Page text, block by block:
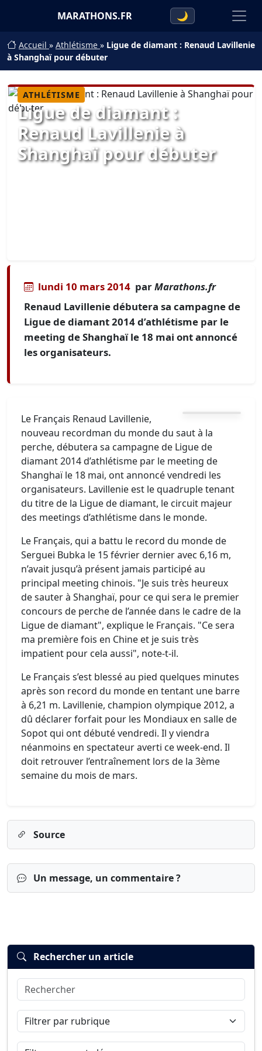
MARATHONS.FR 🌙
Accueil » Athlétisme » Ligue de diamant : Renaud Lavillenie
à Shanghaï pour débuter
ATHLÉTISME
Ligue de diamant :
Renaud Lavillenie à
Shanghaï pour débuter
lundi 10 mars 2014 parMarathons.fr
Renaud Lavillenie débutera sa campagne de
Ligue de diamant 2014 d’athlétisme par le
meeting de Shanghaï le 18 mai ont annoncé
les organisateurs.
Le Français Renaud Lavillenie,
nouveau recordman du monde du saut à la
perche, débutera sa campagne de Ligue de
diamant 2014 d’athlétisme par le meeting de
Shanghaï le 18 mai, ont annoncé vendredi les
organisateurs. Lavillenie est le quadruple tenant
du titre de la Ligue de diamant, le circuit majeur
des meetings d’athlétisme dans le monde.
Le Français, qui a battu le record du monde de
Serguei Bubka le 15 février dernier avec 6,16 m,
n’avait jusqu’à présent jamais participé au
principal meeting chinois. "Je suis très heureux
de sauter à Shanghaï, pour ce qui sera le premier
concours de perche de l’année dans le cadre de la
Ligue de diamant", explique le Français. "Ce sera
ma première fois en Chine et je suis très
impatient pour cela aussi", note-t-il.
Le Français s’est blessé au pied quelques minutes
après son record du monde en tentant une barre
à 6,21 m. Lavillenie, champion olympique 2012, a
dû déclarer forfait pour les Mondiaux en salle de
Sopot qui ont débuté vendredi. Il y viendra
néanmoins en spectateur averti ce week-end. Il
doit retrouver l’entraînement lors de la 3ème
semaine du mois de mars.
Source
Un message, un commentaire ?
Connexion
Rechercher un article
Rechercher
Filtrer par rubrique
Filtrer par mot-clé